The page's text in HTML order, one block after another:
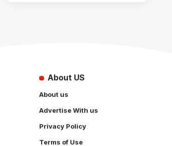
About US
About us
Advertise With us
Privacy Policy
Terms of Use